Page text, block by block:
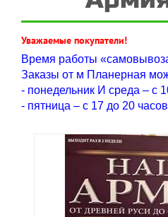
Уважаемые покупатели!
Время работы
Заказы от м Планерная
- понедельник И среда – с
- пятница – с 17 до 20 часов